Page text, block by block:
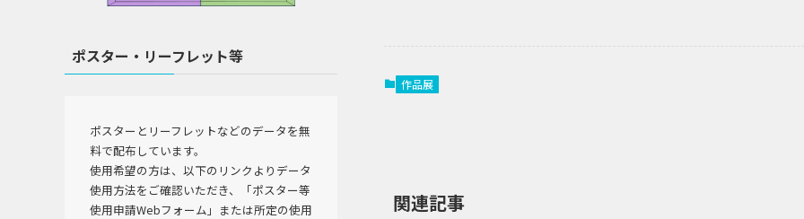
作品展
関連記事
ポスター・リーフレット等
ポスターとリーフレットなどのデータを無
料で配布しています。
使用希望の方は、以下のリンクよりデータ
使用方法をご確認いただき、「ポスター等
使用申請Webフォーム」または所定の使用